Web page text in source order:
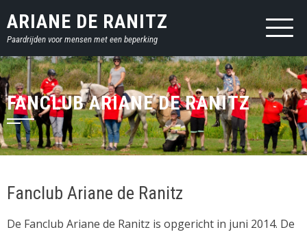
over
en
ga
naar
inhoud
ARIANE DE RANITZ
Paardrijden voor mensen met een beperking
FANCLUB ARIANE DE RANITZ
Fanclub Ariane de Ranitz
De Fanclub Ariane de Ranitz is opgericht in juni 2014. De